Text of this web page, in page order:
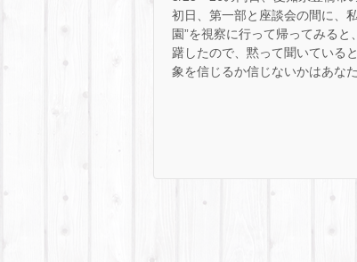
初日、第一部と座談会の間に、
園”を視察に行って帰ってみる
躇したので、黙って聞いている
象を信じるか信じないかはあなた